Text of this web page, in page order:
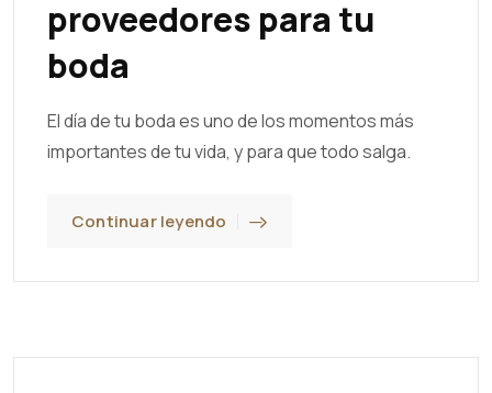
proveedores para tu
boda
El día de tu boda es uno de los momentos más
importantes de tu vida, y para que todo salga.
Continuar leyendo